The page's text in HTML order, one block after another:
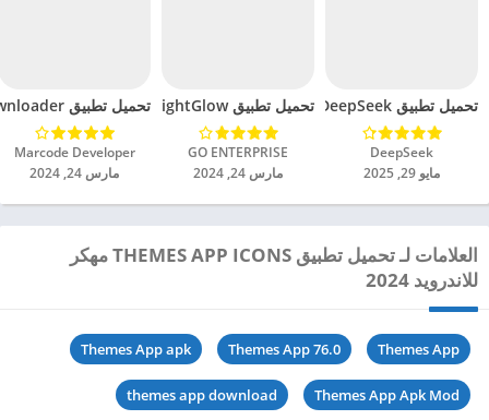
تحميل تطبيق DeepSeek مهكر للاندرويد 2025
DeepSeek‏
مايو 29, 2025
تحميل تطبيق BrightGlow مهكر للاندرويد 2024
GO ENTERPRISE‏
مارس 24, 2024
تحميل تطبيق mp4 video downloader مهكر للاندرويد 2024
Marcode Developer‏
مارس 24, 2024
العلامات لـ تحميل تطبيق THEMES APP ICONS مهكر
للاندرويد 2024
Themes App
Themes App 76.0
Themes App apk
Themes App Apk Mod
themes app download